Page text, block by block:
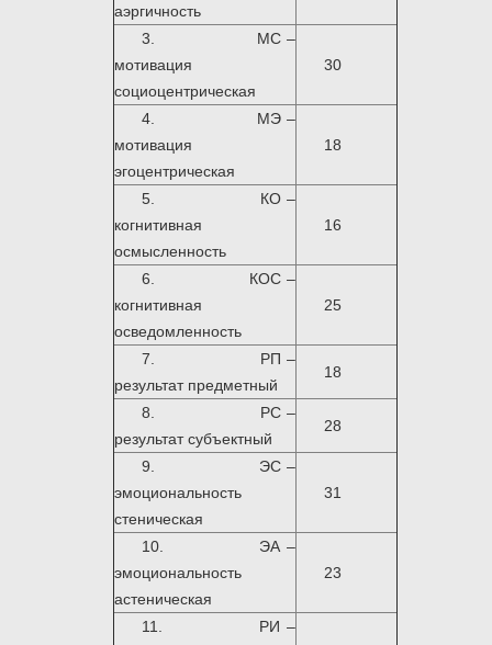
аэргичность
3. МС –
мотивация
социоцентрическая
30
4. МЭ –
мотивация
эгоцентрическая
18
5. КО –
когнитивная
осмысленность
16
6. КОС –
когнитивная
осведомленность
25
7. РП –
результат предметный
18
8. PC –
результат субъектный
28
9. ЭС –
эмоциональность
стеническая
31
10. ЭА –
эмоциональность
астеническая
23
11. РИ –